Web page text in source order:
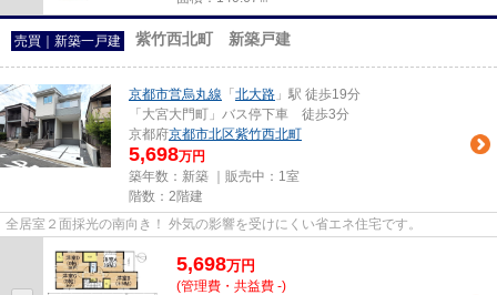
売買｜新築一戸建 紫竹西北町 新築戸建
京都市営烏丸線 「 北大路 」駅 徒歩19分
「大宮大門町」バス停下車 徒歩3分
京都府京都市北区紫竹西北町
5,698万円
築年数：新築 ｜販売中： 1室
階数：2階建
全居室２面採光の南向き！ 外気の影響を受けにくい省エネ住宅です。
5,698万円
(管理費・共益費 -)